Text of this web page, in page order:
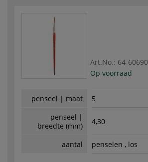
Art.No.: 64-60690
Op voorraad
penseel | maat
5
penseel |
breedte (mm)
4,30
aantal penselen , los